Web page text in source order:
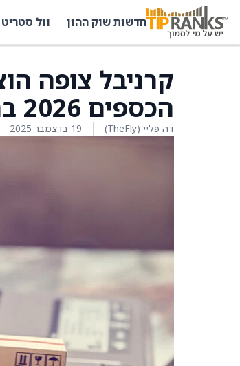
חדשות שוק ההון וול סטריט
קרניבל צופה
הכספים 2026 בהיקף 0.6 מיליארד דולר
דה פליי (TheFly) 19 בדצמבר 2025